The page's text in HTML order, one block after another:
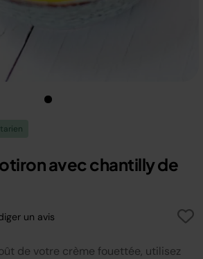
avec chantilly de
un avis
de votre crème fouettée, utilisez